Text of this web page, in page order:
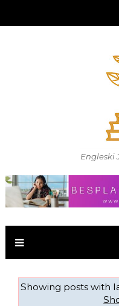
Engleski
Showing posts with